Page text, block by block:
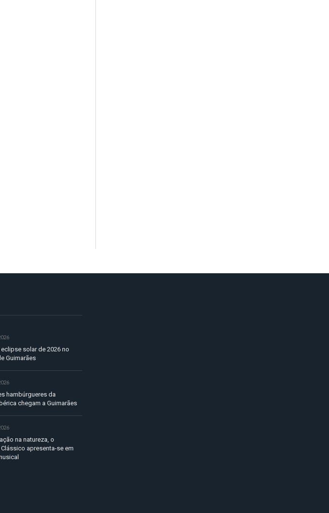
eclipse solar de 2026 no
Guimarães
hambúrgueres da
chegam a Guimarães
na natureza, o
apresenta-se em